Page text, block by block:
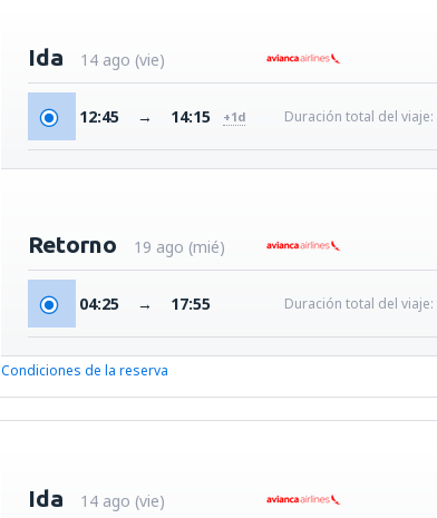
Ida 14 ago (vie)
12:45 → 14:15 +1d Duración total del viaje:
Retorno 19 ago (mié)
04:25 → 17:55 Duración total del viaje:
Condiciones de la reserva
Ida 14 ago (vie)